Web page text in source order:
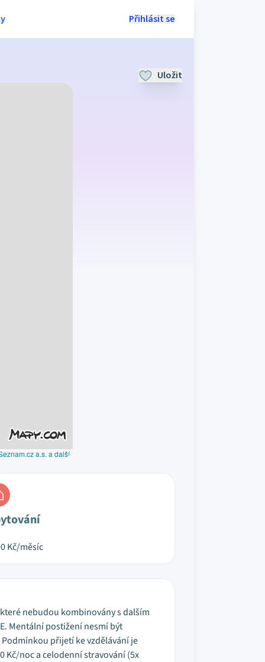
Přihlásit se
Uložit
a.s. a další
Kč/měsíc
nebudou kombinovány s dalším
Mentální postižení nesmí být
přijetí ke vzdělávání je
Kč/noc a celodenní stravování (5x